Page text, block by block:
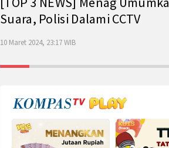
Suara, Polisi Dalami CCTV
10 Maret 2024, 23:17 WIB